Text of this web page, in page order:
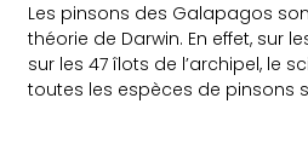
Les pinsons des Galapagos
théorie de Darwin. En effet, sur
sur les 47 îlots de l’archipel, le
toutes les espèces de pinsons